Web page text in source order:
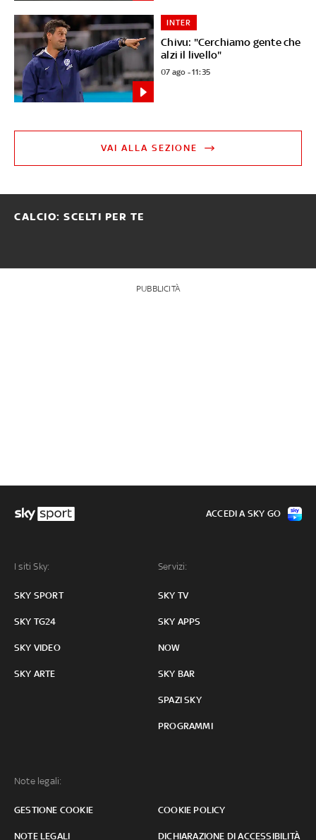
Chivu: "Cerchiamo gente che
alzi il livello"
INTER
07 ago - 11:35
VAI ALLA SEZIONE
CALCIO: SCELTI PER TE
PUBBLICITÀ
I siti Sky:
SKY SPORT
SKY TG24
SKY VIDEO
SKY ARTE
Servizi:
SKY TV
SKY APPS
NOW
SKY BAR
SPAZI SKY
PROGRAMMI
Note legali:
GESTIONE COOKIE COOKIE POLICY
NOTE LEGALI DICHIARAZIONE DI ACCESSIBILITÀ
ACCEDI A SKY GO